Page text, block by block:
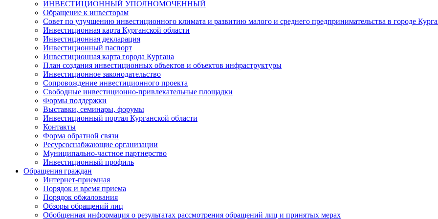
ИНВЕСТИЦИОННЫЙ УПОЛНОМОЧЕННЫЙ
Обращение к инвесторам
Совет по улучшению инвестиционного климата и развитию малого и среднего предпринимательства в городе
Инвестиционная карта Курганской области
Инвестиционная декларация
Инвестиционный паспорт
Инвестиционная карта города Кургана
План создания инвестиционных объектов и объектов инфраструктуры
Инвестиционное законодательство
Сопровождение инвестиционного проекта
Свободные инвестиционно-привлекательные площадки
Формы поддержки
Выставки, семинары, форумы
Инвестиционный портал Курганской области
Контакты
Форма обратной связи
Ресурсоснабжающие организации
Муниципально-частное партнерство
Инвестиционный профиль
Обращения граждан
Интернет-приемная
Порядок и время приема
Порядок обжалования
Обзоры обращений лиц
Обобщенная информация о результатах рассмотрения обращений лиц и принятых мерах